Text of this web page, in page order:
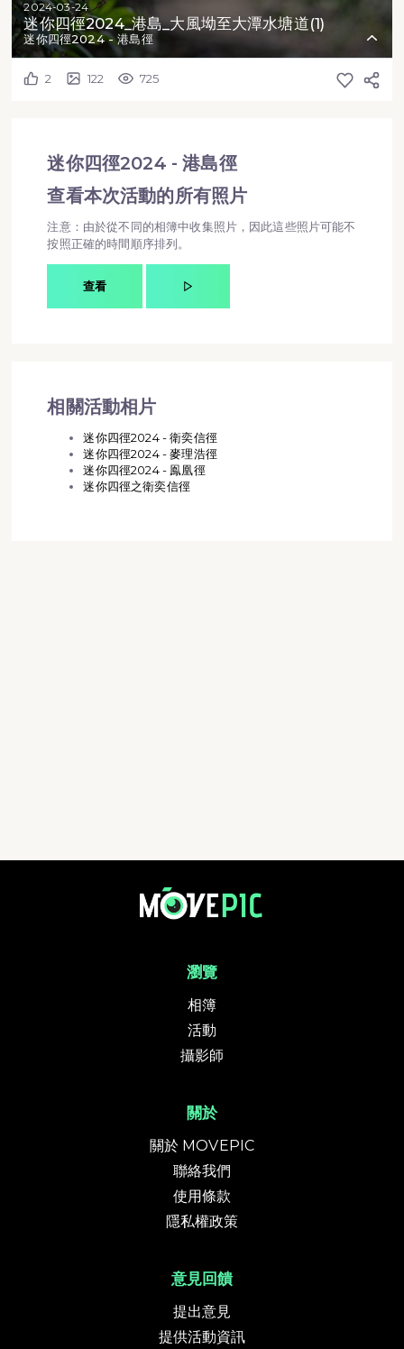
2024-03-24
迷你四徑2024_港島_大風坳至大潭水塘道(1)
迷你四徑2024 - 港島徑
2 122 725
迷你四徑2024 - 港島徑
查看本次活動的所有照片
注意：由於從不同的相簿中收集照片，因此這些照片可能不
按照正確的時間順序排列。
查看
相關活動相片
迷你四徑2024 - 衛奕信徑
迷你四徑2024 - 麥理浩徑
迷你四徑2024 - 鳯凰徑
迷你四徑之衛奕信徑
瀏覽
相簿
活動
攝影師
關於
關於 MOVEPIC
聯絡我們
使用條款
隱私權政策
意見回饋
提出意見
提供活動資訊